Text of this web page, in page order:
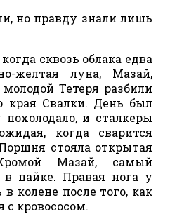
но правду знали лишь
сквозь облака едва
желтая луна, Мазай,
Тетеря разбили
края Свалки. День был
и сталкеры
когда сварится
стояла открытая
Мазай, самый
пайке. Правая нога у
в колене после того, как
с кровососом.